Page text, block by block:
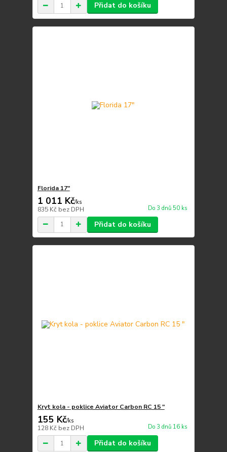
Přidat do košíku
Florida 17"
1 011 Kč/ks
835 Kč bez DPH Do 3 dnů 50 ks
Přidat do košíku
Kryt kola - poklice Aviator Carbon RC 15 "
155 Kč/ks
128 Kč bez DPH Do 3 dnů 16 ks
Přidat do košíku